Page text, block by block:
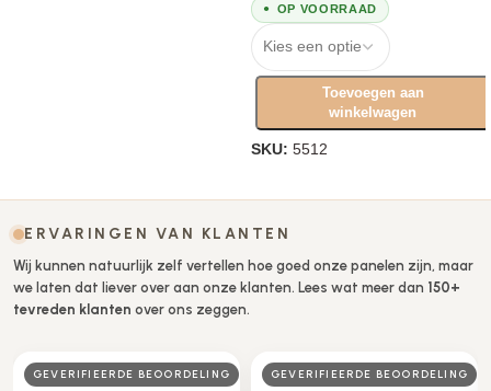
OP VOORRAAD
Toevoegen aan
winkelwagen
SKU: 5512
ERVARINGEN VAN KLANTEN
Wij kunnen natuurlijk zelf vertellen hoe goed onze panelen zijn, maar
we laten dat liever over aan onze klanten. Lees wat meer dan 150+
tevreden klanten over ons zeggen.
GEVERIFIEERDE BEOORDELING BEOORDELAAR